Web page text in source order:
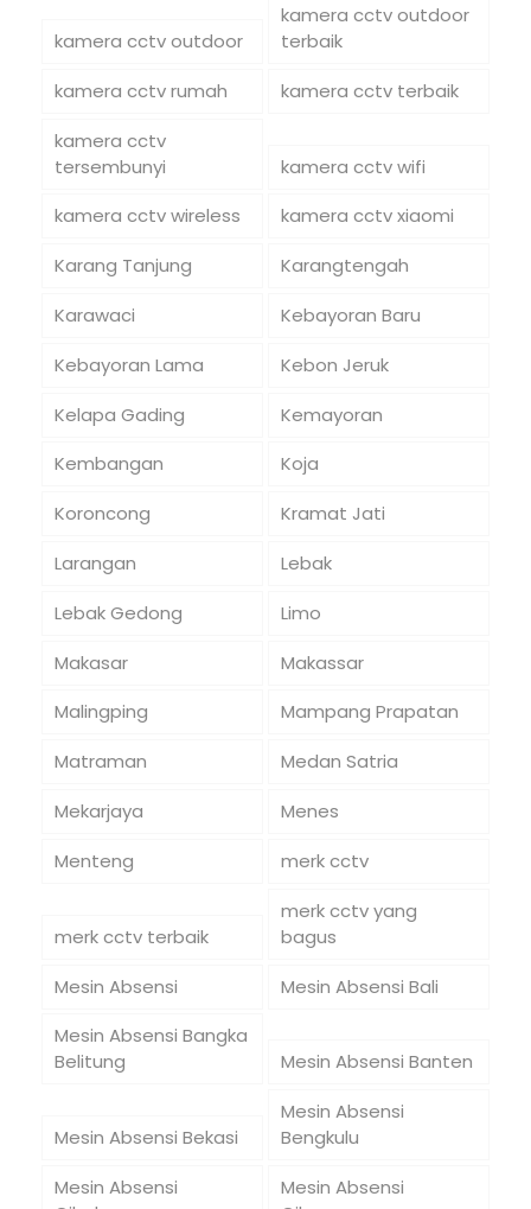
kamera cctv outdoor
kamera cctv outdoor
terbaik
kamera cctv rumah
kamera cctv terbaik
kamera cctv
tersembunyi
kamera cctv wifi
kamera cctv wireless
kamera cctv xiaomi
Karang Tanjung
Karangtengah
Karawaci
Kebayoran Baru
Kebayoran Lama
Kebon Jeruk
Kelapa Gading
Kemayoran
Kembangan
Koja
Koroncong
Kramat Jati
Larangan
Lebak
Lebak Gedong
Limo
Makasar
Makassar
Malingping
Mampang Prapatan
Matraman
Medan Satria
Mekarjaya
Menes
Menteng
merk cctv
merk cctv terbaik
merk cctv yang
bagus
Mesin Absensi
Mesin Absensi Bali
Mesin Absensi Bangka
Belitung
Mesin Absensi Banten
Mesin Absensi Bekasi
Mesin Absensi
Bengkulu
Mesin Absensi
Mesin Absensi